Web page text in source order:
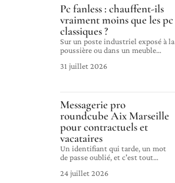
Pc fanless : chauffent-ils
vraiment moins que les pc
classiques ?
Sur un poste industriel exposé à la
poussière ou dans un meuble…
31 juillet 2026
Messagerie pro
roundcube Aix Marseille
pour contractuels et
vacataires
Un identifiant qui tarde, un mot
de passe oublié, et c'est tout…
24 juillet 2026